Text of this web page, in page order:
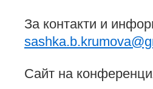
За контакти и
Сайт на